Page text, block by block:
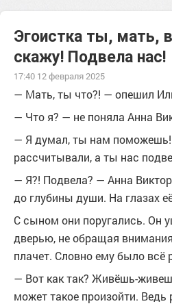
Эгоистка ты, мать,
скажу! Подвела нас!
17:40 12 февраля 2025
— Мать, ты что?! — опешил
— Что я? — не поняла Анна
— Я думал, ты нам
рассчитывали, а ты нас
— Я?! Подвела? — Анна
до глубины души. На глазах
С сыном они поругались. Он
дверью, не обращая
плачет. Словно ему было всё
— Вот как так? Живёшь-
может такое произойти.